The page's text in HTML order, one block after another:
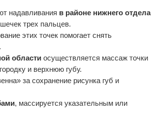
надавливания в районе нижнего отдела
трех пальцев.
этих точек помогает снять
области осуществляется массаж точки
и верхнюю губу.
за сохранение рисунка губ и
, массируется указательным или